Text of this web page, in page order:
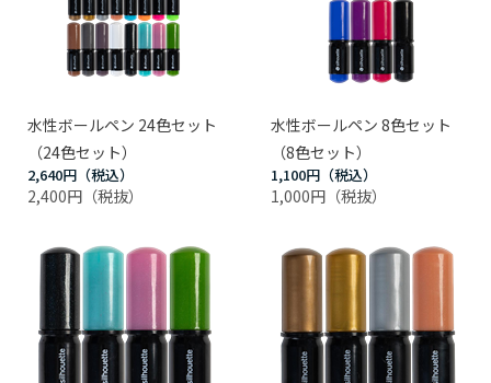
水性ボールペン 24色セット
（24色セット）
2,640円
2,400円
水性ボールペン 8色セット
（8色セット）
1,100円
1,000円